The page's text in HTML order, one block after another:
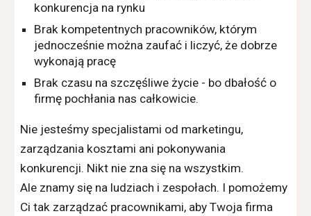
konkurencja na rynku
Brak kompetentnych pracowników, którym
jednocześnie można zaufać i liczyć, że dobrze
wykonają pracę
Brak czasu na szczęśliwe życie - bo dbałość o
firmę pochłania nas całkowicie.
Nie jesteśmy specjalistami od marketingu,
zarządzania kosztami ani pokonywania
konkurencji. Nikt nie zna się na wszystkim.
Ale znamy się na ludziach i zespołach. I pomożemy
Ci tak zarządzać pracownikami, aby Twoja firma